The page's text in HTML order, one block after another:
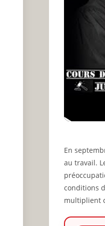
En
au travail.
conditions
multiplient